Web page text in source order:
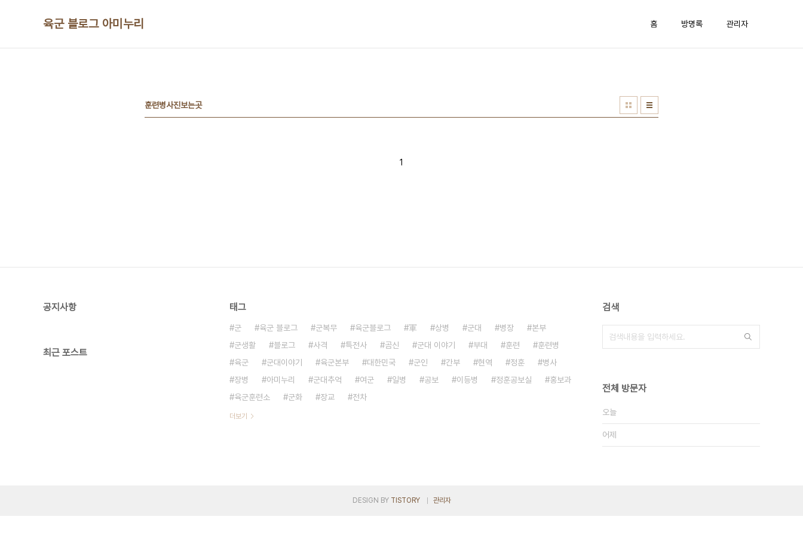
육군 블로그 아미누리 홈 방명록 관리자
훈련병사진보는곳
1
공지사항
최근 포스트
태그
군 육군 블로그 군복무 육군블로그 軍 상병 군대 병장
본부
군생활
블로그 사격 특전사 곰신 군대 이야기 부대 훈련
훈련병
육군
군대이야기 육군본부 대한민국 군인 간부 현역 정훈
병사
장병
아미누리 군대추억 여군 일병 공보 이등병 정훈공보실
홍보과
육군훈련소
군화 장교 전차
더보기
검색
전체 방문자
오늘
어제
DESIGN BY TISTORY 관리자